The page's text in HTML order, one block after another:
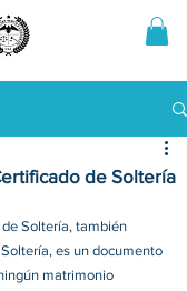
de Soltería
Soltería, también
es un documento
matrimonio